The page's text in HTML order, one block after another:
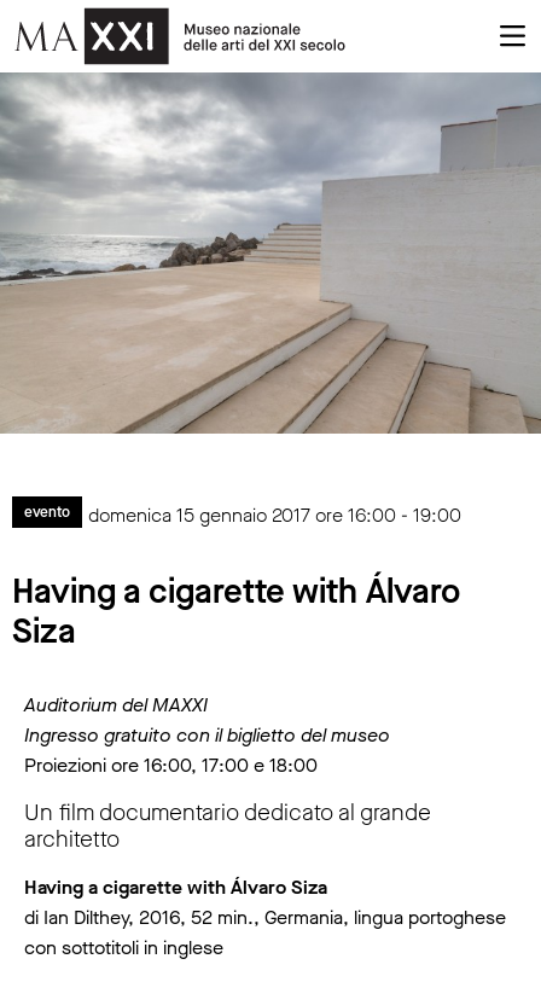
evento domenica 15 gennaio 2017 ore 16:00 - 19:00
Having a cigarette with Álvaro
Siza
Auditorium del MAXXI
Ingresso gratuito con il biglietto del museo
Proiezioni ore 16:00, 17:00 e 18:00
Un film documentario dedicato al grande
architetto
Having a cigarette with Álvaro Siza
di Ian Dilthey, 2016, 52 min., Germania, lingua portoghese
con sottotitoli in inglese